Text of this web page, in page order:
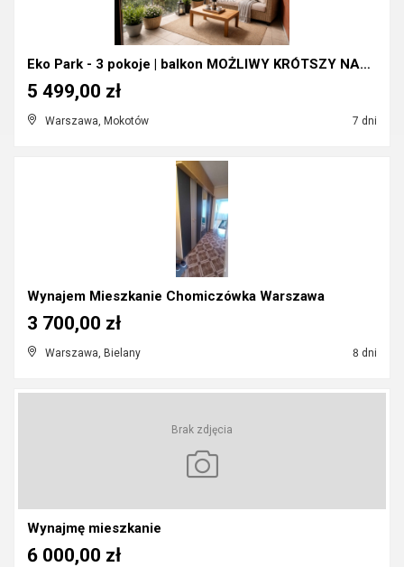
Eko Park - 3 pokoje | balkon MOŻLIWY KRÓTSZY NAJEM...
Warszawa, Mokotów 7 dni
5 499,00 zł
Wynajem Mieszkanie Chomiczówka Warszawa
Warszawa, Bielany 8 dni
3 700,00 zł
Brak zdjęcia
Wynajmę mieszkanie
6 000,00 zł